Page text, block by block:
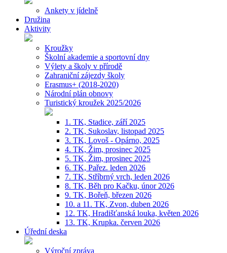
Ankety v jídelně
Družina
Aktivity
Kroužky
Školní akademie a sportovní dny
Výlety a školy v přírodě
Zahraniční zájezdy školy
Erasmus+ (2018-2020)
Národní plán obnovy
Turistický kroužek 2025/2026
1. TK, Stadice, září 2025
2. TK, Sukoslav, listopad 2025
3. TK, Lovoš - Opárno, 2025
4. TK, Žim, prosinec 2025
5. TK, Žim, prosinec 2025
6. TK, Pařez. leden 2026
7. TK, Stříbrný vrch, leden 2026
8. TK, Běh pro Kačku, únor 2026
9. TK, Bořeň, březen 2026
10. a 11. TK, Zvon, duben 2026
12. TK, Hradišťanská louka, květen 2026
13. TK, Krupka. červen 2026
Úřední deska
Výroční zpráva